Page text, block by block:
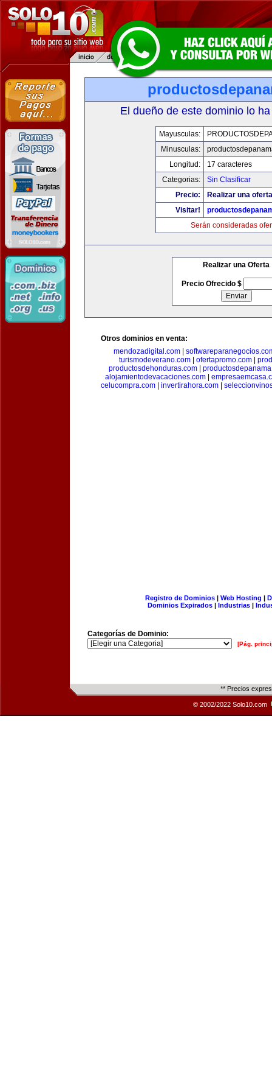
El dueño de este dominio lo
Mayusculas:
Minusculas:
Longitud:
17 caracteres
Categorias:
Sin Clasificar
Precio:
Realizar una
Visitar!
Serán consideradas
Realizar una Oferta
Precio Ofrecido $
Otros dominios en venta:
mendozadigital.com|
turismodeverano.com
ofertapromo.com
productosdehonduras.com
alojamientodevacaciones.com
celucompra.com
invertirahora.com
Registro de Dominios| Web Hosting |
Dominios Expirados | Industrias |
Categorías de Dominio:
[Pág.
** Precios
© 2002/2022 Solo10.com